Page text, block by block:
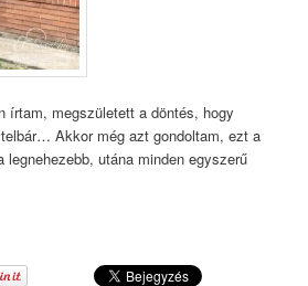
írtam, megszületett a döntés, hogy
Akkor még azt gondoltam, ezt a
legnehezebb, utána minden egyszerű